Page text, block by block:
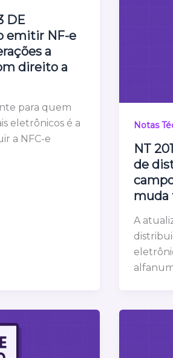
DE
emitir NF-e
a
direito a
para quem
eletrônicos é a
a NFC-e
Notas
NT
de
muda
A